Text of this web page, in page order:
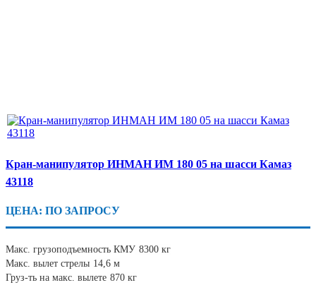
Кран-манипулятор ИНМАН ИМ 180 05 на шасси Камаз
43118
ЦЕНА: ПО ЗАПРОСУ
Макс. грузоподъемность КМУ 8300 кг
Макс. вылет стрелы 14,6 м
Груз-ть на макс. вылете 870 кг